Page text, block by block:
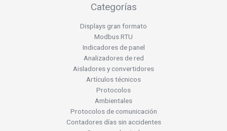
Categorías
Displays gran formato
Modbus RTU
Indicadores de panel
Analizadores de red
Aisladores y convertidores
Artículos técnicos
Protocolos
Ambientales
Protocolos de comunicación
Contadores días sin accidentes